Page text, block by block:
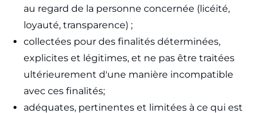
au regard de la personne concernée (licéité,
loyauté, transparence) ;
collectées pour des finalités déterminées,
explicites et légitimes, et ne pas être traitées
ultérieurement d'une manière incompatible
avec ces finalités;
adéquates, pertinentes et limitées à ce qui est